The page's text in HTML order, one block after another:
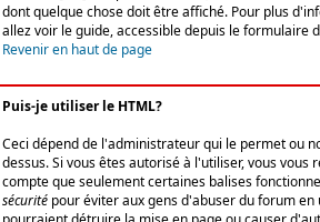
dont quelque chose doit être affiché. Pour plus
allez voir le guide, accessible depuis le formulaire
Revenir en haut de page
Puis-je utiliser le HTML?
Ceci dépend de l'administrateur qui le permet ou
dessus. Si vous êtes autorisé à l'utiliser, vous vous
compte que seulement certaines balises
sécurité pour éviter aux gens d'abuser du forum